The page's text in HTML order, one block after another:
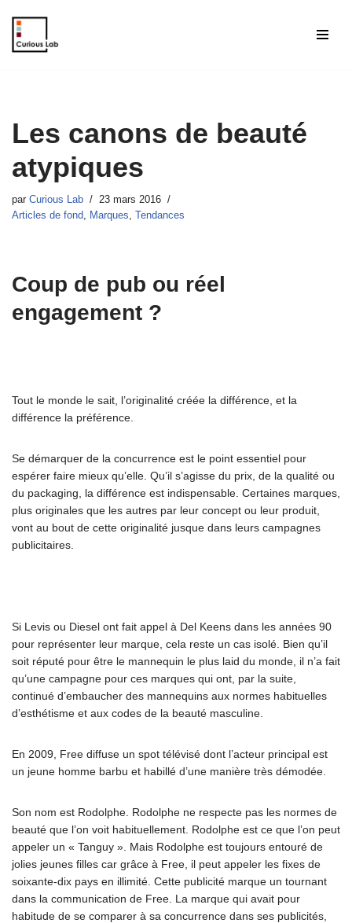
Aller
Les canons de beauté
atypiques
par Curious Lab
23 mars 2016
Articles de fond, Marques, Tendances
Coup de pub ou réel
engagement ?
Tout le monde le sait, l’originalité créée la différence, et la
différence la préférence.
Se démarquer de la concurrence est le point essentiel pour
espérer faire mieux qu’elle. Qu’il s’agisse du prix, de la qualité ou
du packaging, la différence est indispensable. Certaines marques,
plus originales que les autres par leur concept ou leur produit,
vont au bout de cette originalité jusque dans leurs campagnes
publicitaires.
Si Levis ou Diesel ont fait appel à Del Keens dans les années 90
pour représenter leur marque, cela reste un cas isolé. Bien qu’il
soit réputé pour être le mannequin le plus laid du monde, il n’a fait
qu’une campagne pour ces marques qui ont, par la suite,
continué d’embaucher des mannequins aux normes habituelles
d’esthétisme et aux codes de la beauté masculine.
En 2009, Free diffuse un spot télévisé dont l’acteur principal est
un jeune homme barbu et habillé d’une manière très démodée.
Son nom est Rodolphe. Rodolphe ne respecte pas les normes de
beauté que l’on voit habituellement. Rodolphe est ce que l’on peut
appeler un « Tanguy ». Mais Rodolphe est toujours entouré de
jolies jeunes filles car grâce à Free, il peut appeler les fixes de
soixante-dix pays en illimité. Cette publicité marque un tournant
dans la communication de Free. La marque qui avait pour
habitude de se comparer à sa concurrence dans ses publicités,